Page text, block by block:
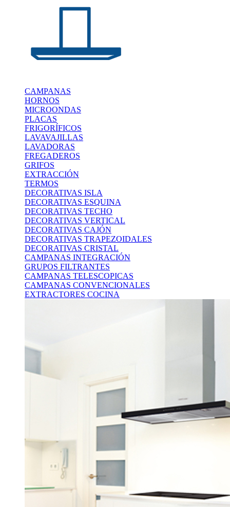
CAMPANAS
HORNOS
MICROONDAS
PLACAS
FRIGORÍFICOS
LAVAVAJILLAS
LAVADORAS
FREGADEROS
GRIFOS
EXTRACCIÓN
TERMOS
DECORATIVAS ISLA
DECORATIVAS ESQUINA
DECORATIVAS TECHO
DECORATIVAS VERTICAL
DECORATIVAS CAJÓN
DECORATIVAS TRAPEZOIDALES
DECORATIVAS CRISTAL
CAMPANAS INTEGRACIÓN
GRUPOS FILTRANTES
CAMPANAS TELESCOPICAS
CAMPANAS CONVENCIONALES
EXTRACTORES COCINA